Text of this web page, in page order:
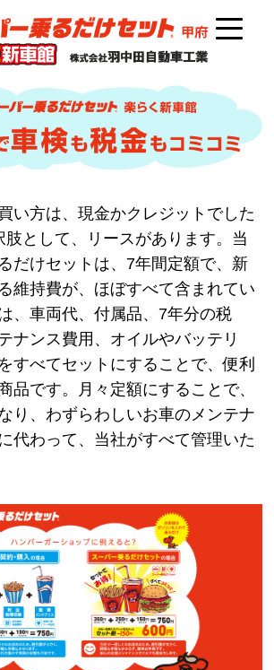
い方は、現金かクレジットでした
肢として、リースがあります。当
だけセットは、7年間定額で、新
維持費が、ほぼすべて含まれてい
、車両代、付属品、7年分の税
ナンス費用、オイルやバッテリ
すべてセットにすることで、便利
品です。月々定額にすることで、
り、わずらわしいお車のメンテナ
代わって、当社がすべて管理いた